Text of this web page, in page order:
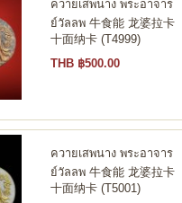
ควายเสพนาง พระอาจาร
ย์วัลลพ 牛食能 龙婆拉卡
十面纳卡 (T4999)
THB ฿500.00
ควายเสพนาง พระอาจาร
ย์วัลลพ 牛食能 龙婆拉卡
十面纳卡 (T5001)